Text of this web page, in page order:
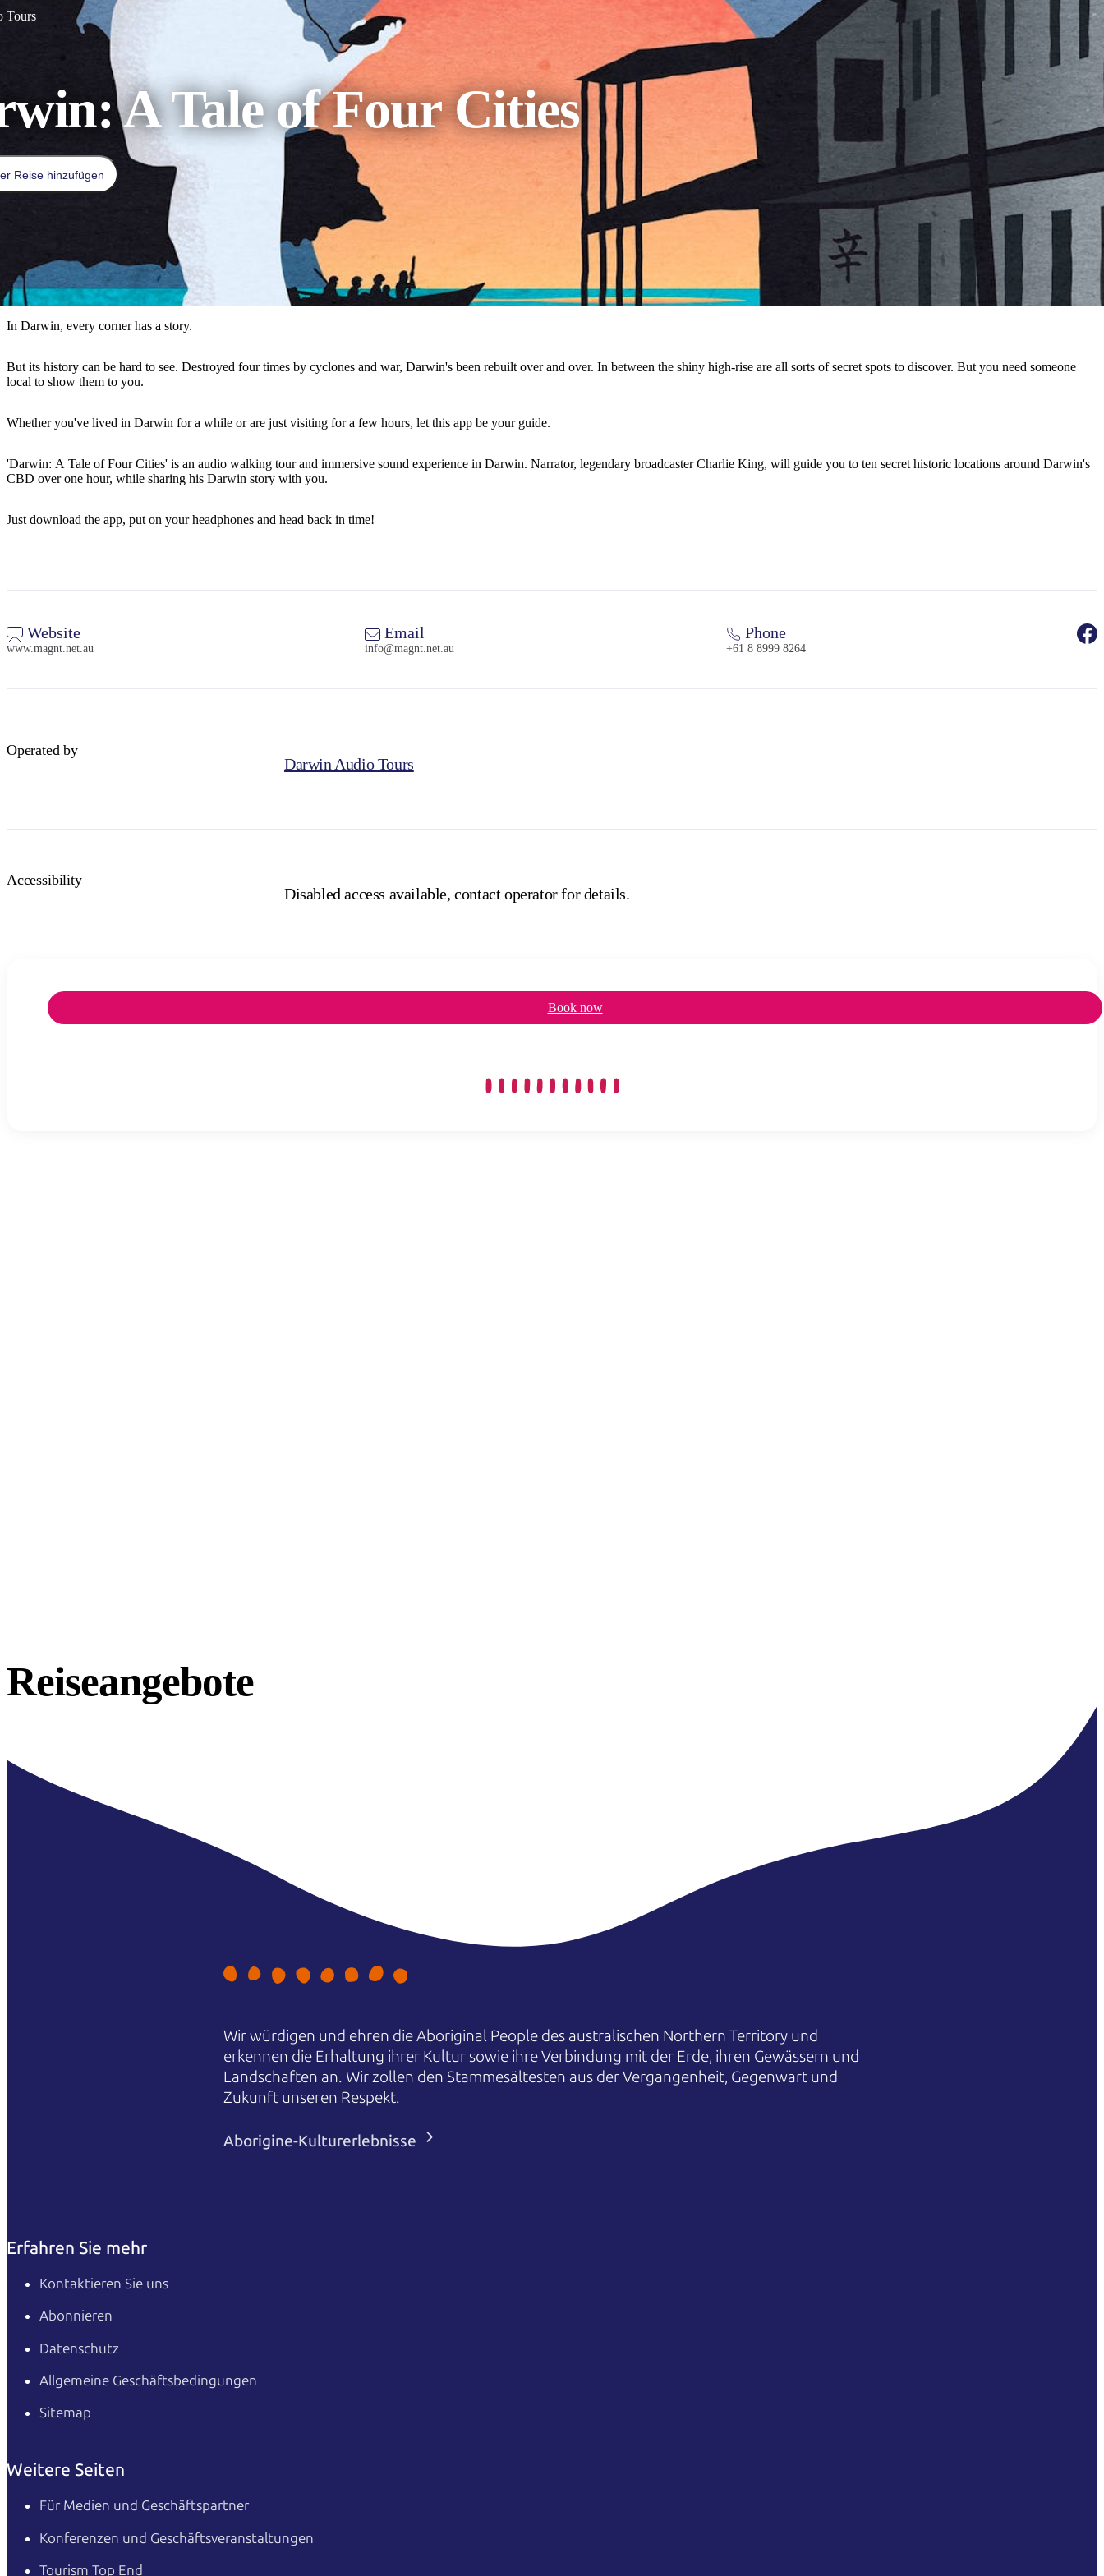
Tours
A Tale of Four Cities
Reise hinzufügen
In Darwin, every corner has a story.
But its history can be hard to see. Destroyed four times by cyclones and war, Darwin's been rebuilt over and over. In between the shiny high-rise are all sorts of secret spots to discover. But you need someone
local to show them to you.
Whether you've lived in Darwin for a while or are just visiting for a few hours, let this app be your guide.
'Darwin: A Tale of Four Cities' is an audio walking tour and immersive sound experience in Darwin. Narrator, legendary broadcaster Charlie King, will guide you to ten secret historic locations around Darwin's
CBD over one hour, while sharing his Darwin story with you.
Just download the app, put on your headphones and head back in time!
Website
www.magnt.net.au
Email
info@magnt.net.au
Phone
+61 8 8999 8264
Operated by
Darwin Audio Tours
Accessibility
Disabled access available, contact operator for details.
Book now
Reiseangebote
Wir würdigen und ehren die Aboriginal People des australischen Northern Territory und
erkennen die Erhaltung ihrer Kultur sowie ihre Verbindung mit der Erde, ihren Gewässern und
Landschaften an. Wir zollen den Stammesältesten aus der Vergangenheit, Gegenwart und
Zukunft unseren Respekt.
Aborigine-Kulturerlebnisse
Erfahren Sie mehr
Kontaktieren Sie uns
Abonnieren
Datenschutz
Allgemeine Geschäftsbedingungen
Sitemap
Weitere Seiten
Für Medien und Geschäftspartner
Konferenzen und Geschäftsveranstaltungen
Tourism Top End